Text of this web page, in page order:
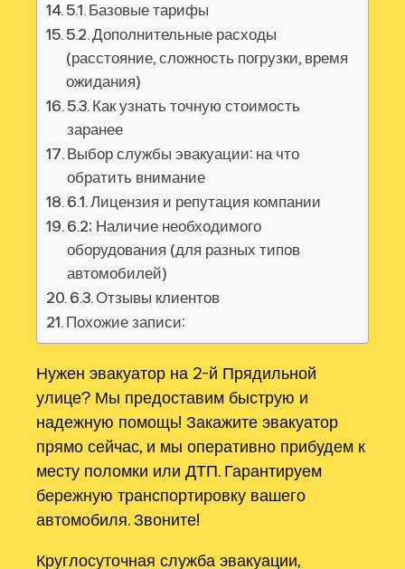
5.1. Базовые тарифы
5.2. Дополнительные расходы
(расстояние, сложность погрузки, время
ожидания)
5.3. Как узнать точную стоимость
заранее
Выбор службы эвакуации: на что
обратить внимание
6.1. Лицензия и репутация компании
6.2; Наличие необходимого
оборудования (для разных типов
автомобилей)
6.3. Отзывы клиентов
Похожие записи:
Нужен эвакуатор на 2-й Прядильной
улице? Мы предоставим быструю и
надежную помощь! Закажите эвакуатор
прямо сейчас, и мы оперативно прибудем к
месту поломки или ДТП. Гарантируем
бережную транспортировку вашего
автомобиля. Звоните!
Круглосуточная служба эвакуации,